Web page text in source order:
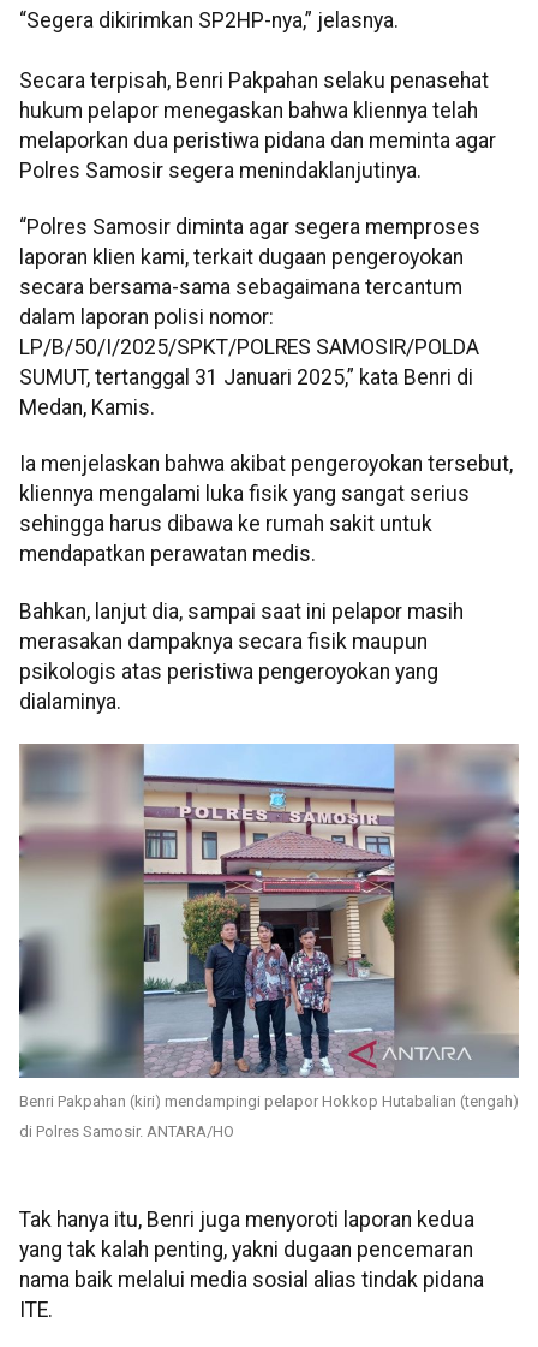
“Segera dikirimkan SP2HP-nya,” jelasnya.
Secara terpisah, Benri Pakpahan selaku penasehat
hukum pelapor menegaskan bahwa kliennya telah
melaporkan dua peristiwa pidana dan meminta agar
Polres Samosir segera menindaklanjutinya.
“Polres Samosir diminta agar segera memproses
laporan klien kami, terkait dugaan pengeroyokan
secara bersama-sama sebagaimana tercantum
dalam laporan polisi nomor:
LP/B/50/I/2025/SPKT/POLRES SAMOSIR/POLDA
SUMUT, tertanggal 31 Januari 2025,” kata Benri di
Medan, Kamis.
Ia menjelaskan bahwa akibat pengeroyokan tersebut,
kliennya mengalami luka fisik yang sangat serius
sehingga harus dibawa ke rumah sakit untuk
mendapatkan perawatan medis.
Bahkan, lanjut dia, sampai saat ini pelapor masih
merasakan dampaknya secara fisik maupun
psikologis atas peristiwa pengeroyokan yang
dialaminya.
Benri Pakpahan (kiri) mendampingi pelapor Hokkop Hutabalian (tengah)
di Polres Samosir. ANTARA/HO
Tak hanya itu, Benri juga menyoroti laporan kedua
yang tak kalah penting, yakni dugaan pencemaran
nama baik melalui media sosial alias tindak pidana
ITE.